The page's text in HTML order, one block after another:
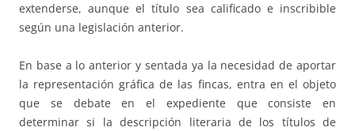
extenderse, aunque el título sea calificado e inscribible
según una legislación anterior.
En base a lo anterior y sentada ya la necesidad de aportar
la representación gráfica de las fincas, entra en el objeto
que se debate en el expediente que consiste en
determinar si la descripción literaria de los títulos de